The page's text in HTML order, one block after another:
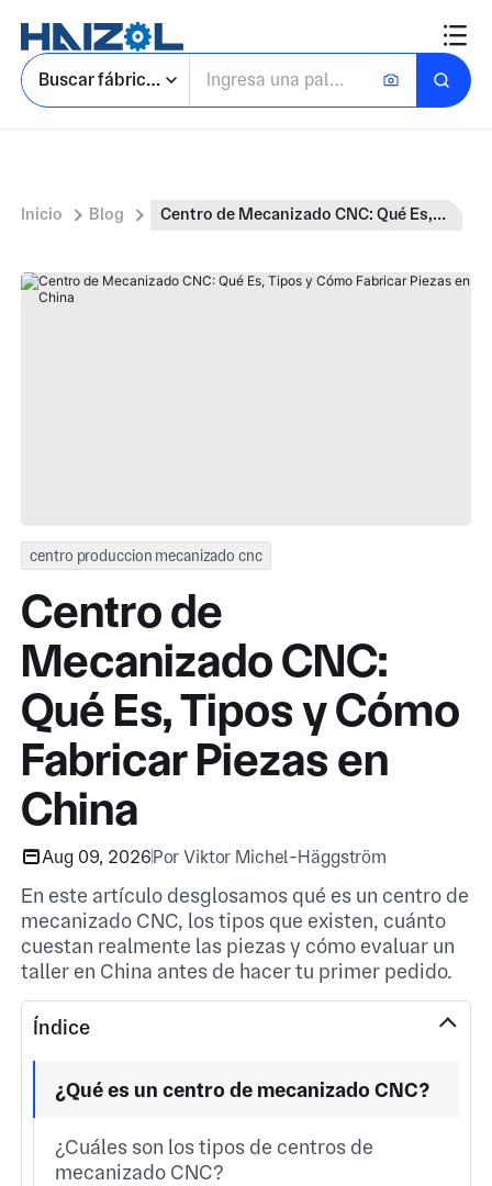
Buscar fábricas
Inicio Blog Centro de Mecanizado CNC: Qué Es, Tipos y Cómo Fabricar Piezas en China
centro produccion mecanizado cnc
Centro de
Mecanizado CNC:
Qué Es, Tipos y Cómo
Fabricar Piezas en
China
Aug 09, 2026Por Viktor Michel-Häggström
En este artículo desglosamos qué es un centro de
mecanizado CNC, los tipos que existen, cuánto
cuestan realmente las piezas y cómo evaluar un
taller en China antes de hacer tu primer pedido.
Índice
¿Qué es un centro de mecanizado CNC?
¿Cuáles son los tipos de centros de
mecanizado CNC?